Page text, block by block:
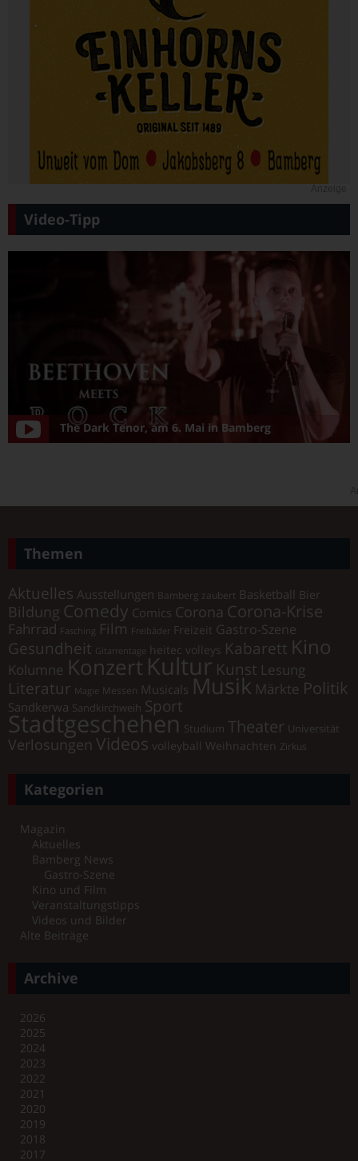
Video-Tipp
The Dark Tenor, am 6. Mai in Bamberg
Themen
Aktuelles Ausstellungen Bamberg zaubert Basketball Bier
Bildung Comedy Comics Corona Corona-Krise
Fahrrad Fasching Film Freibäder Freizeit Gastro-Szene
Gesundheit Gitarrentage heitec volleys Kabarett Kino
Kolumne Konzert Kultur Kunst Lesung
Literatur Magie Messen Musicals Musik Märkte Politik
Sandkerwa Sandkirchweih Sport
Stadtgeschehen Studium Theater Universität
Verlosungen Videos volleyball Weihnachten Zirkus
Kategorien
Magazin
Aktuelles
Bamberg News
Gastro-Szene
Kino und Film
Veranstaltungstipps
Videos und Bilder
Alte Beiträge
Archive
2026
2025
2024
2023
2022
2021
2020
2019
2018
2017